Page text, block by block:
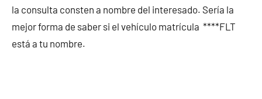
la consulta consten a nombre del interesado. Sería la
mejor forma de saber si el vehículo matrícula ****FLT
está a tu nombre.